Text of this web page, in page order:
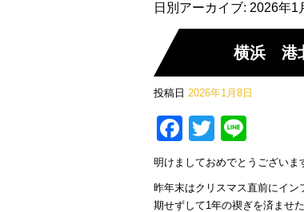
日別アーカイブ: 2026年1
横浜 港
投稿日 2026年1月8日
Facebook
Twitter
明けましておめでとうございま
昨年末はクリスマス直前にイン
期せずして1年の禊ぎを済ませ